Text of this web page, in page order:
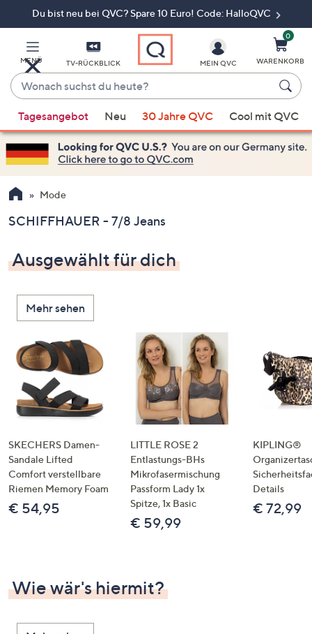
Du bist neu bei QVC? Spare 10 Euro! Code: HalloQVC
MENÜ TV-RÜCKBLICK
Wonach
suchst
du
heute?
Vorschläge
verfügbar
sind,
verwenden
Sie
Pfeiltasten
oben
und
nach
unten
oder
wischen
Sie
Touch-
Geräten
links
bzw.
rechts,
um
diese
MEIN QVC
0
WARENKORB
Tagesangebot Neu 30 Jahre QVC Cool mit QVC
Mode
SCHIFFHAUER - 7/8 Jeans
Ausgewählt für dich
Mehr sehen
SKECHERS Damen-
Sandale Lifted
Comfort verstellbare
Riemen Memory Foam
€ 54,95
LITTLE ROSE 2
Entlastungs-BHs
Mikrofasermischung
Passform Lady 1x
Spitze, 1x Basic
€ 59,99
KIPLING®
Details
€ 72,99
Wie wär's hiermit?